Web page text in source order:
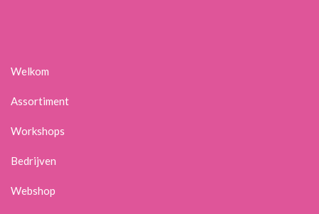
Welkom
Assortiment
Workshops
Bedrijven
Webshop